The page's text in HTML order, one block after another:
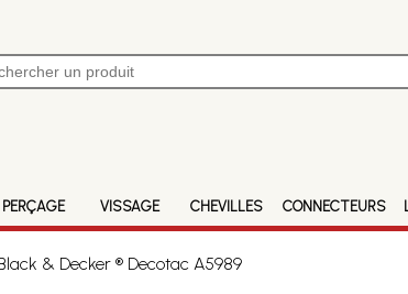
PERÇAGE VISSAGE CHEVILLES CONNECTEURS
& Decker ® Decotac A5989